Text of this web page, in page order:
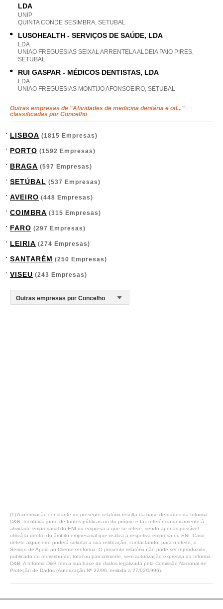
LDA
UNIP
QUINTA CONDE SESIMBRA, SETUBAL
LUSOHEALTH - SERVIÇOS DE SAÚDE, LDA
LDA
UNIAO FREGUESIAS SEIXAL ARRENTELA ALDEIA PAIO PIRES,
SETUBAL
RUI GASPAR - MÉDICOS DENTISTAS, LDA
LDA
UNIAO FREGUESIAS MONTIJO AFONSOEIRO, SETUBAL
Outras empresas de "Atividades de medicina dentária e od..."
classificadas por Concelho
LISBOA (1815 Empresas)
PORTO (1592 Empresas)
BRAGA (597 Empresas)
SETÚBAL (537 Empresas)
AVEIRO (448 Empresas)
COIMBRA (315 Empresas)
FARO (297 Empresas)
LEIRIA (274 Empresas)
SANTARÉM (250 Empresas)
VISEU (243 Empresas)
(1) A informação constante do presente relatório resulta da base de dados da Informa
D&B, foi obtida junto de fontes públicas ou do próprio e faz referência unicamente à
atividade empresarial do ENI ou empresa a que se refere, sendo apenas possível
utilizá-la dentro do âmbito empresarial que realiza a respetiva empresa ou ENI. Caso
detete algum erro poderá solicitar a sua retificação, contactando, para o efeito, o
Serviço de Apoio ao Cliente eInforma. O presente relatório não pode ser reproduzido,
publicado ou redistribuído, total ou parcialmente, sem autorização expressa da Informa
D&B. A Informa D&B tem a sua base de dados legalizada pela Comissão Nacional de
Proteção de Dados (Autorização Nº 32/96, emitida a 27/02/1996).